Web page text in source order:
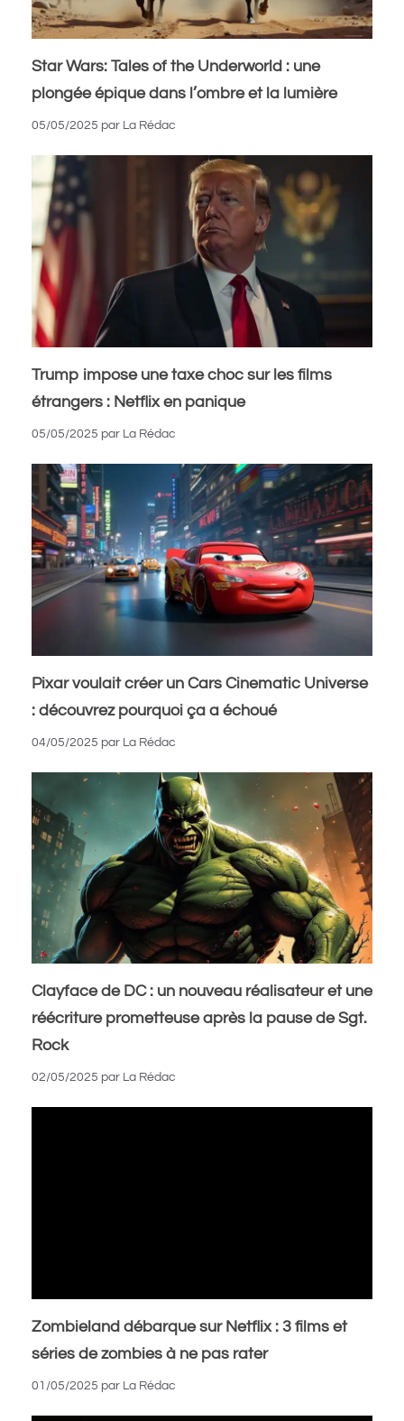
Star Wars: Tales of the Underworld : une
plongée épique dans l’ombre et la lumière
05/05/2025 par La Rédac
Trump impose une taxe choc sur les films
étrangers : Netflix en panique
05/05/2025 par La Rédac
Pixar voulait créer un Cars Cinematic Universe
: découvrez pourquoi ça a échoué
04/05/2025 par La Rédac
Clayface de DC : un nouveau réalisateur et une
réécriture prometteuse après la pause de Sgt.
Rock
02/05/2025 par La Rédac
Zombieland débarque sur Netflix : 3 films et
séries de zombies à ne pas rater
01/05/2025 par La Rédac